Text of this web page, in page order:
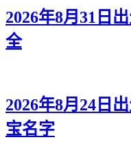
2026年8月31日
全
2026年8月24日
宝名字